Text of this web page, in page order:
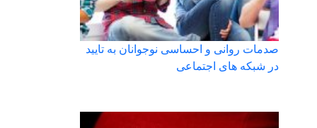
صدمات روانی و احساسی نوجوانان به تایید
در شبکه های اجتماعی